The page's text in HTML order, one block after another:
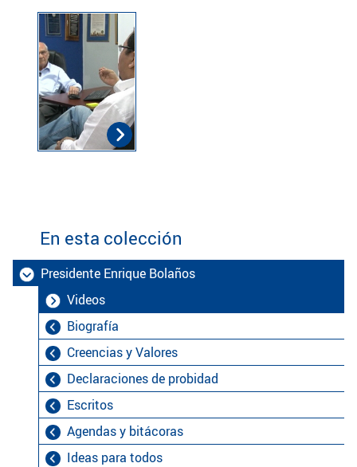
En esta colección
Presidente Enrique Bolaños
Biografía
Creencias y Valores
Declaraciones de probidad
Escritos
Agendas y bitácoras
Ideas para todos
Videos